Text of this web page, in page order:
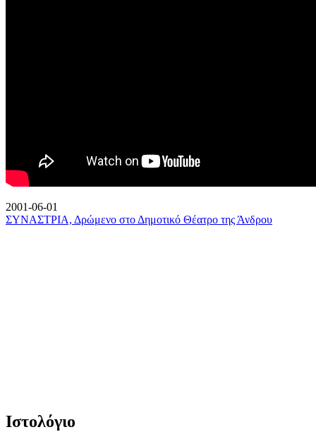
2001-06-01
ΣΥΝΑΣΤΡΙΑ, Δρώμενο στο Δημοτικό Θέατρο της Άνδρου
Ιστολόγιο